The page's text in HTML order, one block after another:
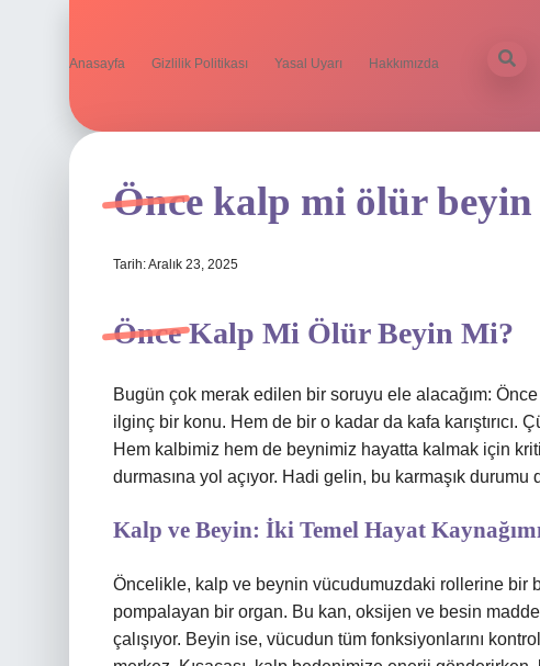
Anasayfa Gizlilik Politikası Yasal Uyarı Hakkımızda
Önce kalp mi ölür beyin
Tarih: Aralık 23, 2025
Önce Kalp Mi Ölür Beyin Mi?
Bugün çok merak edilen bir soruyu ele alacağım:
ilginç bir konu. Hem de bir o kadar da kafa
Hem kalbimiz hem de beynimiz hayatta kalmak için
durmasına yol açıyor. Hadi gelin, bu karmaşık
Kalp ve Beyin: İki Temel Hayat
Öncelikle, kalp ve beynin vücudumuzdaki rollerine bir
pompalayan bir organ. Bu kan, oksijen ve besin
çalışıyor. Beyin ise, vücudun tüm fonksiyonlarını